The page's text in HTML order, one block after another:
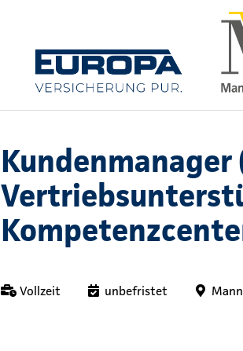
Vollzeit unbefristet